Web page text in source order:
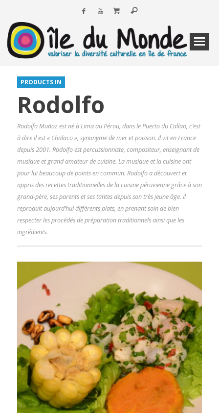
PRODUCTS IN
Rodolfo
Rodolfo Muñoz est né à Lima au Pérou, dans le Puerto du Callao, c’est
à dire il est « Chalaco », synonyme de mer et poisson. Il vit en France
depuis 2001. Rodolfo est percussionniste, compositeur, enseignant de
musique et grand amateur de cuisine. La musique et la cuisine ont
pour lui beaucoup de points en commun. Rodolfo a découvert et
appris des recettes traditionnelles de la cuisine péruvienne grâce à son
grand-père, ses parents et ses tantes depuis son très jeune âge. Il
reproduit aujourd’hui différents plats, en prenant soin de bien
respecter les procédés de préparation traditionnels ainsi que les
ingrédients.